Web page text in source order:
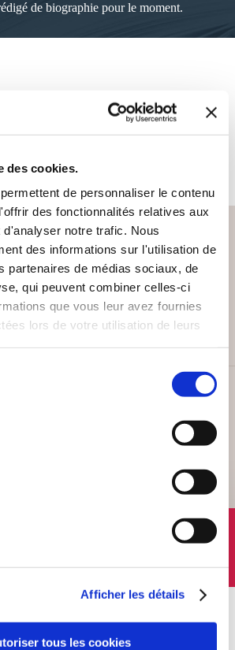
des cookies.
de personnaliser le contenu
des fonctionnalités relatives aux
notre trafic. Nous
des informations sur l'utilisation de
partenaires de médias sociaux, de
qui peuvent combiner celles-ci
que vous leur avez fournies
lors de votre utilisation de leurs
Afficher les détails
tous les cookies
de biographie pour le moment.
SÉCURISÉ
OFFRES